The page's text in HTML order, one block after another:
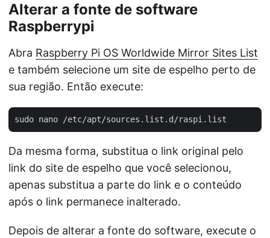
Alterar a fonte de software
Raspberrypi
Abra Raspberry Pi OS Worldwide Mirror Sites List
e também selecione um site de espelho perto de
sua região. Então execute:
Da mesma forma, substitua o link original pelo
link do site de espelho que você selecionou,
apenas substitua a parte do link e o conteúdo
após o link permanece inalterado.
Depois de alterar a fonte do software, execute o